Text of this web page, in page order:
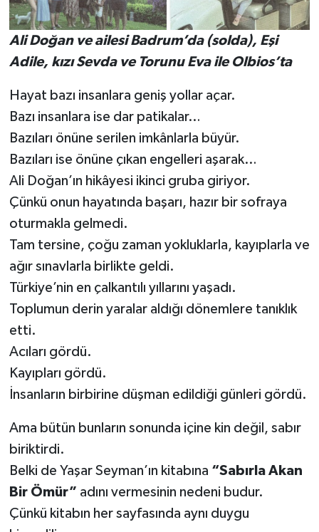
Ali Doğan ve ailesi Badrum’da (solda), Eşi
Adile, kızı Sevda ve Torunu Eva ile Olbios’ta
Hayat bazı insanlara geniş yollar açar.
Bazı insanlara ise dar patikalar…
Bazıları önüne serilen imkânlarla büyür.
Bazıları ise önüne çıkan engelleri aşarak…
Ali Doğan’ın hikâyesi ikinci gruba giriyor.
Çünkü onun hayatında başarı, hazır bir sofraya
oturmakla gelmedi.
Tam tersine, çoğu zaman yokluklarla, kayıplarla ve
ağır sınavlarla birlikte geldi.
Türkiye’nin en çalkantılı yıllarını yaşadı.
Toplumun derin yaralar aldığı dönemlere tanıklık
etti.
Acıları gördü.
Kayıpları gördü.
İnsanların birbirine düşman edildiği günleri gördü.
Ama bütün bunların sonunda içine kin değil, sabır
biriktirdi.
Belki de Yaşar Seyman’ın kitabına “Sabırla Akan
Bir Ömür” adını vermesinin nedeni budur.
Çünkü kitabın her sayfasında aynı duygu